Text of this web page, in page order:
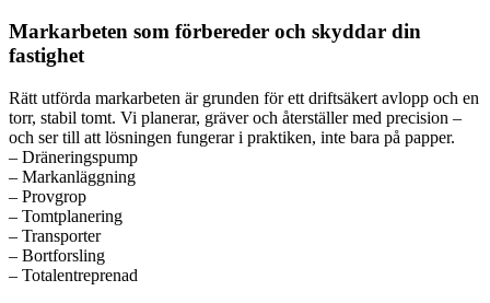
Markarbeten som förbereder och skyddar din
fastighet
Rätt utförda markarbeten är grunden för ett driftsäkert avlopp och en
torr, stabil tomt. Vi planerar, gräver och återställer med precision –
och ser till att lösningen fungerar i praktiken, inte bara på papper.
– Dräneringspump
– Markanläggning
– Provgrop
– Tomtplanering
– Transporter
– Bortforsling
– Totalentreprenad